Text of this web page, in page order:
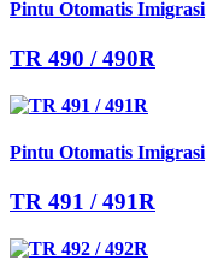
Pintu Otomatis Imigrasi
TR 490 / 490R
Pintu Otomatis Imigrasi
TR 491 / 491R